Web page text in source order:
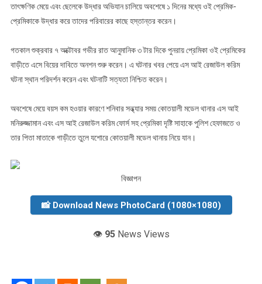
তাৎক্ষণিক মেয়ে এবং ছেলেকে উদ্ধার অভিযান চালিয়ে অবশেষে ১ দিনের মধ্যে ওই প্রেমিক-
প্রেমিকাকে উদ্ধার করে তাদের পরিবারের কাছে হস্তান্তর করেন।
গতকাল শুক্রবার ৭ অক্টোবর গভীর রাত আনুমানিক ৩ টার দিকে পুনরায় প্রেমিকা ওই প্রেমিকের
বাড়ীতে এসে বিয়ের দাবিতে অনশন শুরু করেন। এ ঘটনার খবর পেয়ে এস আই রেজাউল করিম
ঘটনা স্থান পরিদর্শন করেন এবং ঘটনাটি সত্যতা নিশ্চিত করেন।
অবশেষে মেয়ে বয়স কম হওয়ার কারণে শনিবার সন্ধ্যার সময় কোতয়ালী মডেল থানার এস আই
মনিরুজ্জামান এবং এস আই রেজাউল করিম ফোর্স সহ প্রেমিকা দৃষ্টি সাহাকে পুলিশ হেফাজতে ও
তার পিতা মাতাকে গাড়ীতে তুলে যশোরে কোতয়ালী মডেল থানায় নিয়ে যান।
বিজ্ঞাপন
📸 Download News PhotoCard (1080×1080)
👁️ 95News Views